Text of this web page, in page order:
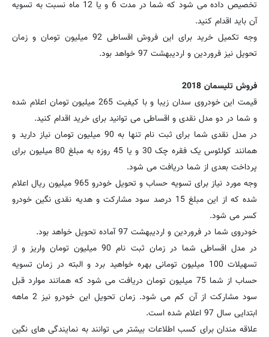
تخصیص داده می شود که شما در مدت 6 و یا 12 ماه نسبت به تسویه
آن باید اقدام کنید.
وجه تکمیل خرید برای این فروش اقساطی 92 میلیون تومان و زمان
تحویل نیز فروردین و اردیبهشت 97 خواهد بود.
فروش تلیسمان 2018
قیمت این خودروی سدان زیبا و با کیفیت 265 میلیون تومان اعلام شده
و شما در دو مدل نقدی و اقساطی می توانید برای خرید اقدام کنید.
در مدل نقدی شما برای ثبت نام تنها به 90 میلیون تومان نیاز دارید و
همانند کولئوس یک فقره چک 30 و یا 45 روزه به مبلغ 80 میلیون برای
پرداخت بعدی از شما دریافت می شود.
وجه مورد نیاز برای تسویه حساب و تحویل خودرو 965 میلیون ریال اعلام
شده که از این مبلغ 15 درصد سود مشارکت و هدیه نقدی نگین خودرو
کسر می شود.
خودروی شما در فروردین و اردیبهشت 97 آماده تحویل خواهد بود.
در مدل اقساطی شما در زمان ثبت نام 90 میلیون تومان واریز و از
تسهیلات 100 میلیون تومانی بهره خواهید برد و البته در زمان تسویه
حساب از شما 75 میلیون تومان دریافت می شود که همانند موارد قبل
سود مشارکت از آن کم می شود. زمان تحویل این خودرو نیز 2 ماهه
ابتدایی سال 97 اعلام شده است.
علاقه مندان برای کسب اطلاعات بیشتر می توانند به نمایندگی های نگین